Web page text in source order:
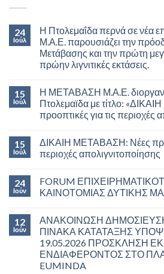
24
Ιούλ
Η Πτολεμαΐδα περνά σε
Μ.Α.Ε. παρουσιάζει την
Μετάβασης και την πρώτη
πρώην λιγνιτικές εκτάσεις.
15
Ιούλ
Η ΜΕΤΑΒΑΣΗ Μ.Α.Ε.
Πτολεμαϊδα με τίτλο:
προοπτικές για τις περιοχές
15
Ιούλ
ΔΙΚΑΙΗ ΜΕΤΑΒΑΣΗ: Νέες
περιοχές απολιγνιτοποίησης
24
Ιούν
FORUM
ΚΑΙΝΟΤΟΜΙΑΣ ΔΥΤΙΚΗΣ
12
Ιούν
ΑΝΑΚΟΙΝΩΣΗ
ΠΙΝΑΚΑ ΚΑΤΑΤΑΞΗΣ
19.05.2026 ΠΡΟΣΚΛΗΣΗ
ΕΝΔΙΑΦΕΡΟΝΤΟΣ ΣΤΟ
EUMINDA